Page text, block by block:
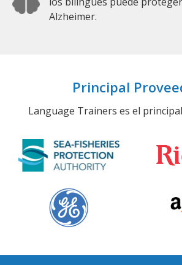
Alzheimer.
Principal
Language Trainers es el